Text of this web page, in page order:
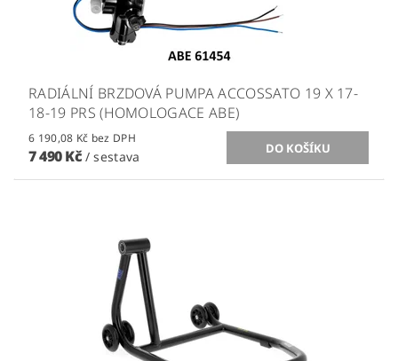
RADIÁLNÍ BRZDOVÁ PUMPA ACCOSSATO 19 X 17-
18-19 PRS (HOMOLOGACE ABE)
6 190,08 Kč bez DPH
7 490 Kč / sestava